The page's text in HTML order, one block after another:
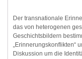
Der transnationale
das von heterogenen
Geschichtsbildern
„Erinnerungskonflikten“
Diskussion um die